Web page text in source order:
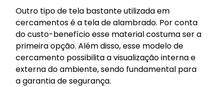
Outro tipo de tela bastante utilizada em
cercamentos é a tela de alambrado. Por conta
do custo-benefício esse material costuma ser a
primeira opção. Além disso, esse modelo de
cercamento possibilita a visualização interna e
externa do ambiente, sendo fundamental para
a garantia de segurança.